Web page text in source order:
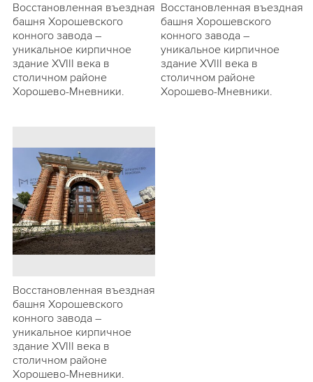
Восстановленная въездная
башня Хорошевского
конного завода –
уникальное кирпичное
здание XVIII века в
столичном районе
Хорошево-Мневники.
Восстановленная въездная
башня Хорошевского
конного завода –
уникальное кирпичное
здание XVIII века в
столичном районе
Хорошево-Мневники.
Восстановленная въездная
башня Хорошевского
конного завода –
уникальное кирпичное
здание XVIII века в
столичном районе
Хорошево-Мневники.